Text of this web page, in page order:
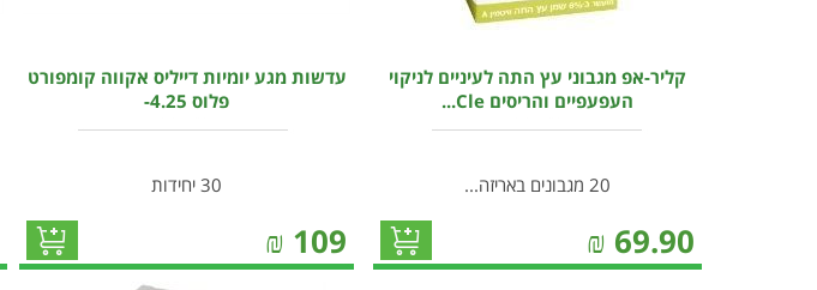
קליר-אפ מגבוני עץ התה לעיניים לניקוי
העפעפיים והריסים Cle...
20 מגבונים באריזה...
69.90
₪
עדשות מגע יומיות דייליס אקווה קומפורט
פלוס 4.25-
30 יחידות
109
₪